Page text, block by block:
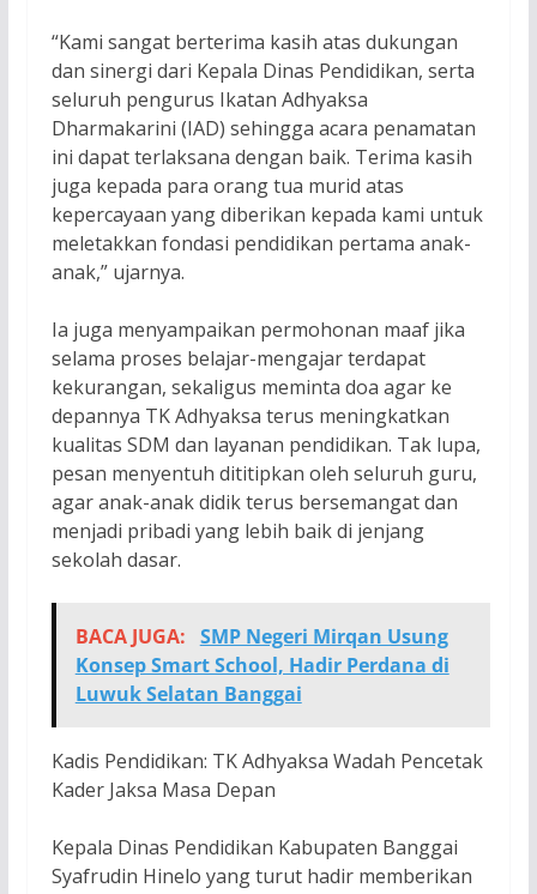
“Kami sangat berterima kasih atas dukungan
dan sinergi dari Kepala Dinas Pendidikan, serta
seluruh pengurus Ikatan Adhyaksa
Dharmakarini (IAD) sehingga acara penamatan
ini dapat terlaksana dengan baik. Terima kasih
juga kepada para orang tua murid atas
kepercayaan yang diberikan kepada kami untuk
meletakkan fondasi pendidikan pertama anak-
anak,” ujarnya.
Ia juga menyampaikan permohonan maaf jika
selama proses belajar-mengajar terdapat
kekurangan, sekaligus meminta doa agar ke
depannya TK Adhyaksa terus meningkatkan
kualitas SDM dan layanan pendidikan. Tak lupa,
pesan menyentuh dititipkan oleh seluruh guru,
agar anak-anak didik terus bersemangat dan
menjadi pribadi yang lebih baik di jenjang
sekolah dasar.
BACA JUGA: SMP Negeri Mirqan Usung
Konsep Smart School, Hadir Perdana di
Luwuk Selatan Banggai
Kadis Pendidikan: TK Adhyaksa Wadah Pencetak
Kader Jaksa Masa Depan
Kepala Dinas Pendidikan Kabupaten Banggai
Syafrudin Hinelo yang turut hadir memberikan